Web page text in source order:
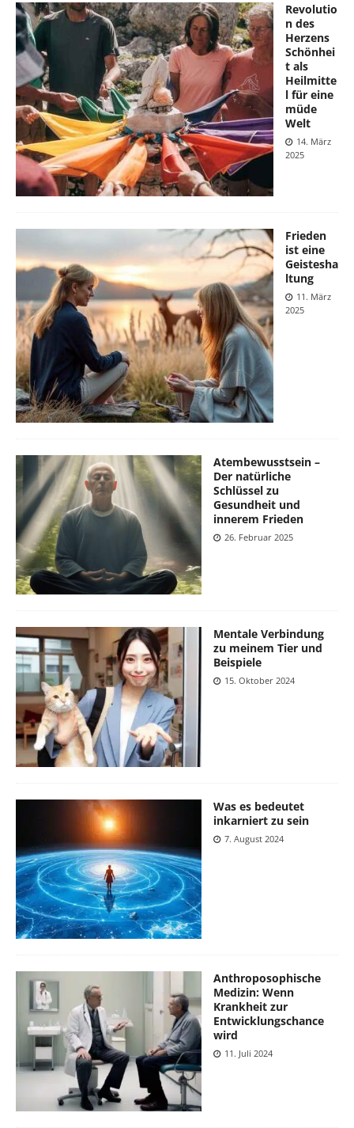
Revolutio
n des
Herzens
Schönhei
t als
Heilmitte
l für eine
müde
Welt
14. März
2025
Frieden
ist eine
Geistesha
ltung
11. März
2025
Atembewusstsein –
Der natürliche
Schlüssel zu
Gesundheit und
innerem Frieden
26. Februar 2025
Mentale Verbindung
zu meinem Tier und
Beispiele
15. Oktober 2024
Was es bedeutet
inkarniert zu sein
7. August 2024
Anthroposophische
Medizin: Wenn
Krankheit zur
Entwicklungschance
wird
11. Juli 2024